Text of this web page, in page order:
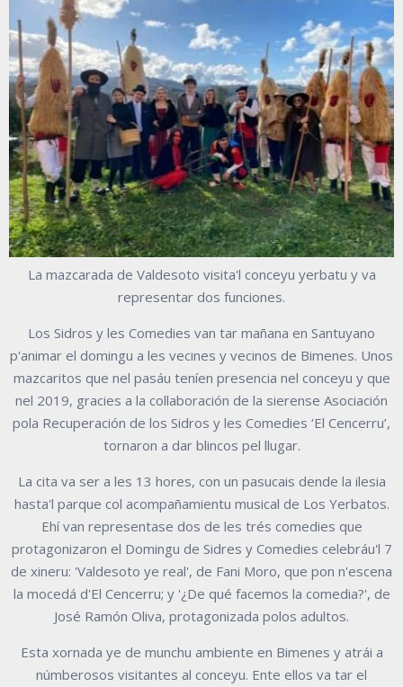
La mazcarada de Valdesoto visita'l conceyu yerbatu y va
representar dos funciones.
Los Sidros y les Comedies van tar mañana en Santuyano
p'animar el domingu a les vecines y vecinos de Bimenes. Unos
mazcaritos que nel pasáu teníen presencia nel conceyu y que
nel 2019, gracies a la collaboración de la sierense Asociación
pola Recuperación de los Sidros y les Comedies ‘El Cencerru’,
tornaron a dar blincos pel llugar.
La cita va ser a les 13 hores, con un pasucais dende la ilesia
hasta'l parque col acompañamientu musical de Los Yerbatos.
Ehí van representase dos de les trés comedies que
protagonizaron el Domingu de Sidres y Comedies celebráu'l 7
de xineru: 'Valdesoto ye real', de Fani Moro, que pon n'escena
la mocedá d'El Cencerru; y '¿De qué facemos la comedia?', de
José Ramón Oliva, protagonizada polos adultos.
Esta xornada ye de munchu ambiente en Bimenes y atrái a
númberosos visitantes al conceyu. Ente ellos va tar el